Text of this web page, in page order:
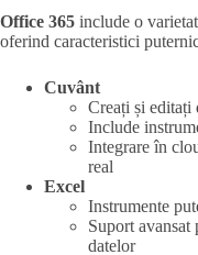
Office 365 include o
oferind caracteristici
Cuvânt
Creați și editați
Include
Integrare în
real
Excel
Instrumente
Suport
datelor